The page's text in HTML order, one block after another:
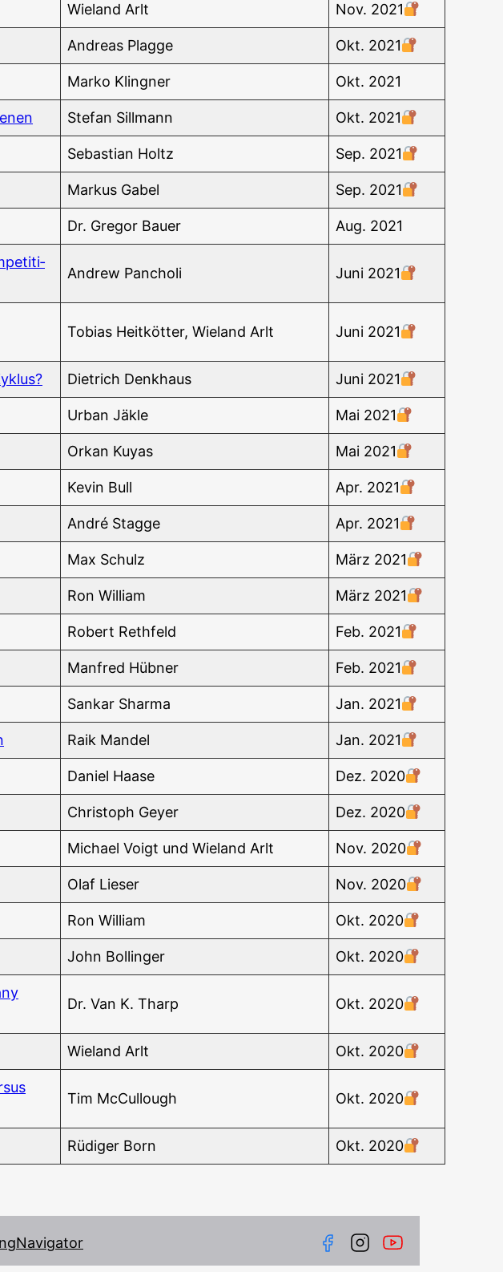
Wie­land Arlt Nov. 2021
Andre­as Plagge Okt. 2021
Mar­ko Klingner Okt. 2021
Ste­fan Sillmann Okt. 2021
Sebas­ti­an Holtz Sep. 2021
Mar­kus Gabel Sep. 2021
Dr. Gre­gor Bauer Aug. 2021
Andrew Pan­cho­li Juni 2021
Tobi­as Heit­köt­ter, Wie­land Arlt Juni 2021
Diet­rich Denkhaus Juni 2021
Urban Jäk­le Mai 2021
Orkan Kuyas Mai 2021
Kevin Bull Apr. 2021
André Stag­ge Apr. 2021
Max Schulz März 2021
Ron Wil­liam März 2021
Robert Reth­feld Feb. 2021
Man­fred Hübner Feb. 2021
San­kar Sharma Jan. 2021
Raik Man­del Jan. 2021
Dani­el Haase Dez. 2020
Chris­toph Geyer Dez. 2020
Micha­el Voigt und Wie­land Arlt Nov. 2020
Olaf Lie­ser Nov. 2020
Ron Wil­liam Okt. 2020
John Bol­lin­ger Okt. 2020
Dr. Van K. Tharp Okt. 2020
Wie­land Arlt Okt. 2020
Tim McCull­ough Okt. 2020
Rüdi­ger Born Okt. 2020
Navigator